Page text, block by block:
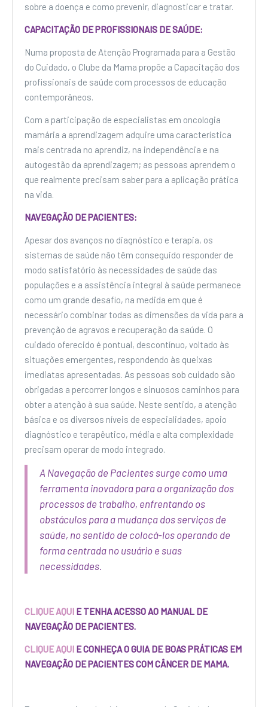
sobre a doença e como prevenir, diagnosticar e tratar.
CAPACITAÇÃO DE PROFISSIONAIS DE SAÚDE:
Numa proposta de Atenção Programada para a Gestão
do Cuidado, o Clube da Mama propõe a Capacitação dos
profissionais de saúde com processos de educação
contemporâneos.
Com a participação de especialistas em oncologia
mamária a aprendizagem adquire uma característica
mais centrada no aprendiz, na independência e na
autogestão da aprendizagem; as pessoas aprendem o
que realmente precisam saber para a aplicação prática
na vida.
NAVEGAÇÃO DE PACIENTES:
Apesar dos avanços no diagnóstico e terapia, os
sistemas de saúde não têm conseguido responder de
modo satisfatório às necessidades de saúde das
populações e a assistência integral à saúde permanece
como um grande desafio, na medida em que é
necessário combinar todas as dimensões da vida para a
prevenção de agravos e recuperação da saúde. O
cuidado oferecido é pontual, descontínuo, voltado às
situações emergentes, respondendo às queixas
imediatas apresentadas. As pessoas sob cuidado são
obrigadas a percorrer longos e sinuosos caminhos para
obter a atenção à sua saúde. Neste sentido, a atenção
básica e os diversos níveis de especialidades, apoio
diagnóstico e terapêutico, média e alta complexidade
precisam operar de modo integrado.
A Navegação de Pacientes surge como uma
ferramenta inovadora para a organização dos
processos de trabalho, enfrentando os
obstáculos para a mudança dos serviços de
saúde, no sentido de colocá-los operando de
forma centrada no usuário e suas
necessidades.
CLIQUE AQUI E TENHA ACESSO AO MANUAL DE
NAVEGAÇÃO DE PACIENTES.
CLIQUE AQUI E CONHEÇA O GUIA DE BOAS PRÁTICAS EM
NAVEGAÇÃO DE PACIENTES COM CÂNCER DE MAMA.